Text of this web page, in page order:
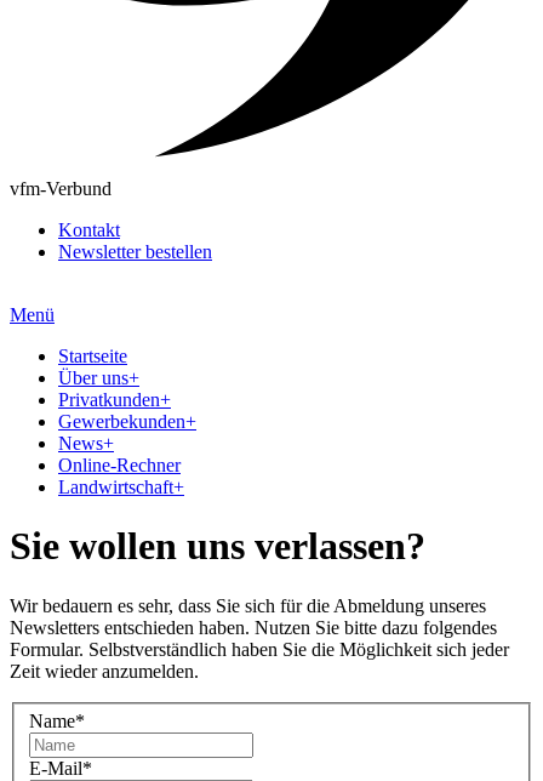
vfm-Verbund
Kontakt
Newsletter bestellen
Menü
Startseite
Über uns+
Privatkunden+
Gewerbekunden+
News+
Online-Rechner
Landwirtschaft+
Sie wollen uns verlassen?
Wir bedauern es sehr, dass Sie sich für die Abmeldung unseres
Newsletters entschieden haben. Nutzen Sie bitte dazu folgendes
Formular. Selbstverständlich haben Sie die Möglichkeit sich jeder
Zeit wieder anzumelden.
Name*
E-Mail*